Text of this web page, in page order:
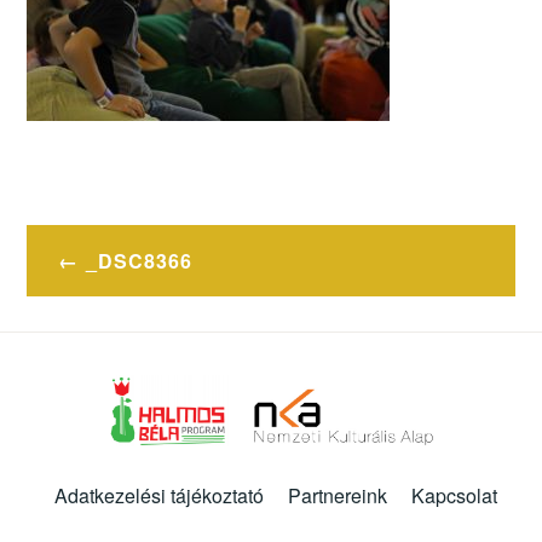
Bejegyzés
navigáció
_DSC8366
Adatkezelési tájékoztató Partnereink Kapcsolat